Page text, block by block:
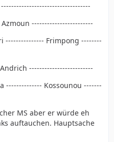
------------------------
--------------- Frimpong --------
-------------------------
-------------- Kossounou -------
MS aber er würde eh
auftauchen. Hauptsache